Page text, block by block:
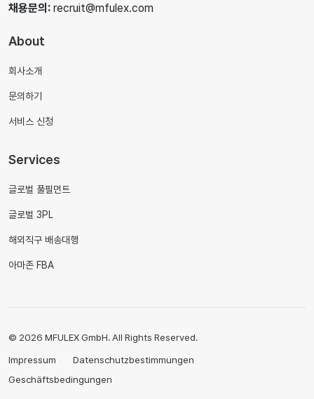
채용문의: recruit@mfulex.com
About
회사소개
문의하기
서비스 신청
Services
글로벌 풀필먼트
글로벌 3PL
해외직구 배송대행
아마존 FBA
© 2026 MFULEX GmbH. All Rights Reserved.
Impressum
Datenschutzbestimmungen
Geschäftsbedingungen